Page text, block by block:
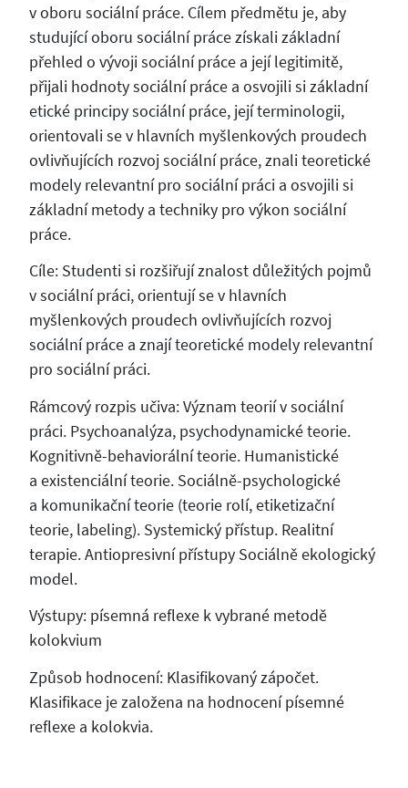
v oboru sociální práce. Cílem předmětu je, aby
studující oboru sociální práce získali základní
přehled o vývoji sociální práce a její legitimitě,
přijali hodnoty sociální práce a osvojili si základní
etické principy sociální práce, její terminologii,
orientovali se v hlavních myšlenkových proudech
ovlivňujících rozvoj sociální práce, znali teoretické
modely relevantní pro sociální práci a osvojili si
základní metody a techniky pro výkon sociální
práce.
Cíle: Studenti si rozšiřují znalost důležitých pojmů
v sociální práci, orientují se v hlavních
myšlenkových proudech ovlivňujících rozvoj
sociální práce a znají teoretické modely relevantní
pro sociální práci.
Rámcový rozpis učiva: Význam teorií v sociální
práci. Psychoanalýza, psychodynamické teorie.
Kognitivně-behaviorální teorie. Humanistické
a existenciální teorie. Sociálně-psychologické
a komunikační teorie (teorie rolí, etiketizační
teorie, labeling). Systemický přístup. Realitní
terapie. Antiopresivní přístupy Sociálně ekologický
model.
Výstupy: písemná reflexe k vybrané metodě
kolokvium
Způsob hodnocení: Klasifikovaný zápočet.
Klasifikace je založena na hodnocení písemné
reflexe a kolokvia.